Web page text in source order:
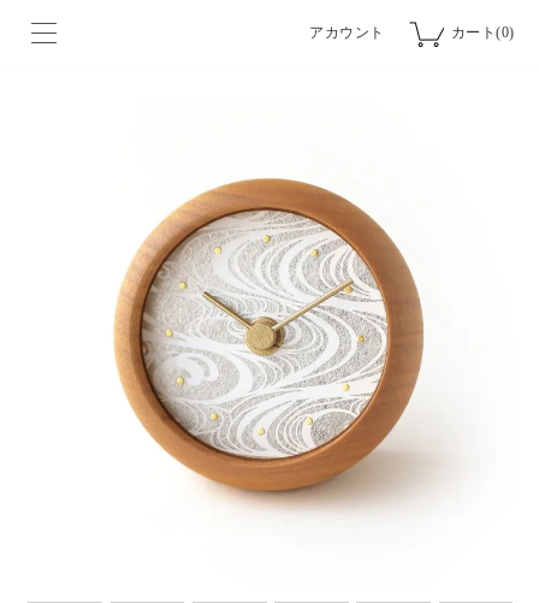
アカウント カート(0)